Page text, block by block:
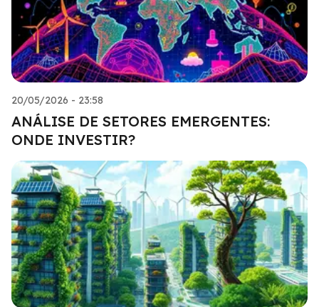
20/05/2026 - 23:58
ANÁLISE DE SETORES EMERGENTES:
ONDE INVESTIR?